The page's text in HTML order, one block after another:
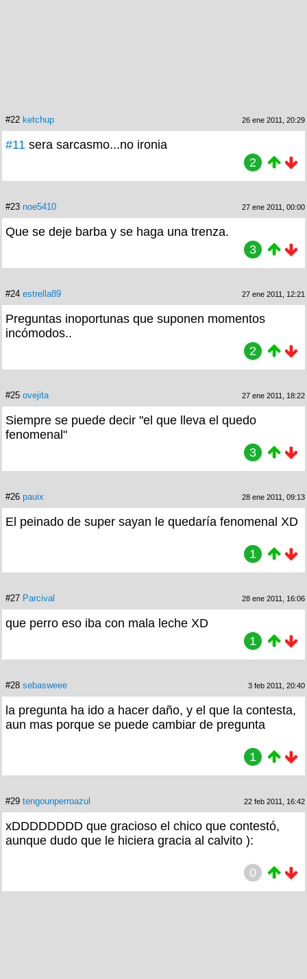
#22 ketchup 26 ene 2011, 20:29
#11 sera sarcasmo...no ironia
2
#23 noe5410 27 ene 2011, 00:00
Que se deje barba y se haga una trenza.
3
#24 estrella89 27 ene 2011, 12:21
Preguntas inoportunas que suponen momentos
incómodos..
2
#25 ovejita 27 ene 2011, 18:22
Siempre se puede decir "el que lleva el quedo
fenomenal"
3
#26 pauix 28 ene 2011, 09:13
El peinado de super sayan le quedaría fenomenal XD
1
#27 Parcival 28 ene 2011, 16:06
que perro eso iba con mala leche XD
1
#28 sebasweee 3 feb 2011, 20:40
la pregunta ha ido a hacer daño, y el que la contesta,
aun mas porque se puede cambiar de pregunta
1
#29 tengounperroazul 22 feb 2011, 16:42
xDDDDDDDD que gracioso el chico que contestó,
aunque dudo que le hiciera gracia al calvito ):
0